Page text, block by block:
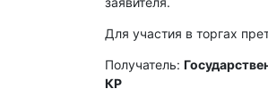
Для участия в торгах
Получатель:
КР